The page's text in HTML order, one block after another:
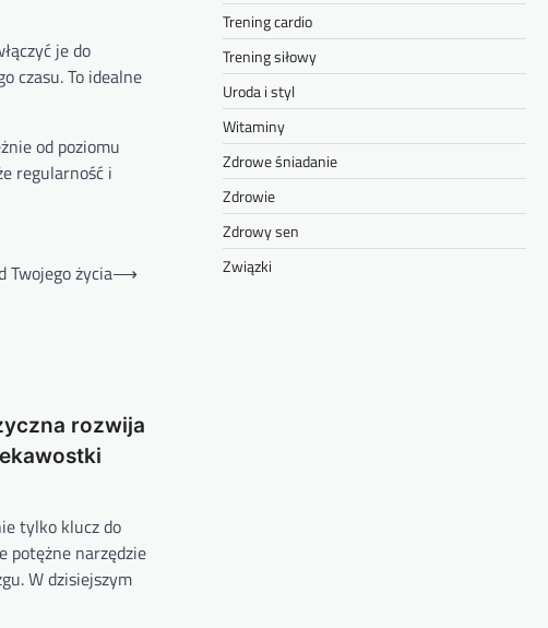
je do
czasu. To idealne
od poziomu
regularność i
Twojego życia⟶
rozwija
tylko klucz do
potężne narzędzie
W dzisiejszym
Trening cardio
Trening siłowy
Uroda i styl
Witaminy
Zdrowe śniadanie
Zdrowie
Zdrowy sen
Związki